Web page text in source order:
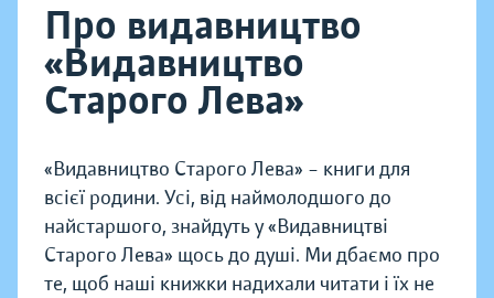
Про видавництво
«Видавництво
Старого Лева»
«Видавництво Старого Лева» – книги для
всієї родини. Усі, від наймолодшого до
найстаршого, знайдуть у «Видавництві
Старого Лева» щось до душі. Ми дбаємо про
те, щоб наші книжки надихали читати і їх не